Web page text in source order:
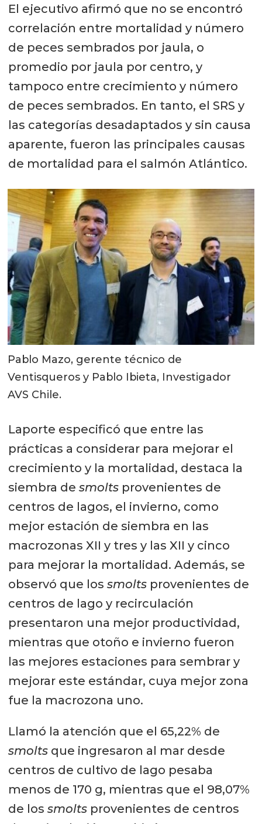
El ejecutivo afirmó que no se encontró
correlación entre mortalidad y número
de peces sembrados por jaula, o
promedio por jaula por centro, y
tampoco entre crecimiento y número
de peces sembrados. En tanto, el SRS y
las categorías desadaptados y sin causa
aparente, fueron las principales causas
de mortalidad para el salmón Atlántico.
Pablo Mazo, gerente técnico de
Ventisqueros y Pablo Ibieta, Investigador
AVS Chile.
Laporte especificó que entre las
prácticas a considerar para mejorar el
crecimiento y la mortalidad, destaca la
siembra de smoltsprovenientes de
centros de lagos, el invierno, como
mejor estación de siembra en las
macrozonas XII y tres y las XII y cinco
para mejorar la mortalidad. Además, se
observó que los smoltsprovenientes de
centros de lago y recirculación
presentaron una mejor productividad,
mientras que otoño e invierno fueron
las mejores estaciones para sembrar y
mejorar este estándar, cuya mejor zona
fue la macrozona uno.
Llamó la atención que el 65,22% de
smoltsque ingresaron al mar desde
centros de cultivo de lago pesaba
menos de 170 g, mientras que el 98,07%
de los smoltsprovenientes de centros